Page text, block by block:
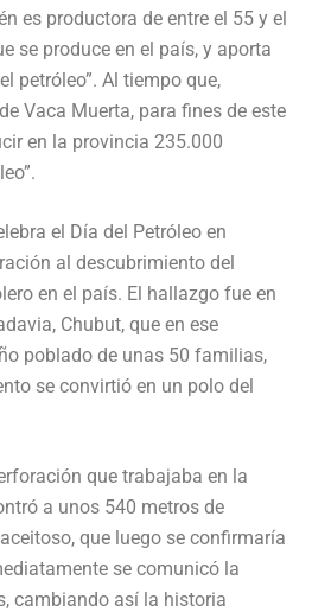
es productora de entre el 55 y el
se produce en el país, y aporta
petróleo”. Al tiempo que,
Vaca Muerta, para fines de este
en la provincia 235.000
el Día del Petróleo en
al descubrimiento del
en el país. El hallazgo fue en
Chubut, que en ese
poblado de unas 50 familias,
se convirtió en un polo del
que trabajaba en la
a unos 540 metros de
que luego se confirmaría
se comunicó la
cambiando así la historia